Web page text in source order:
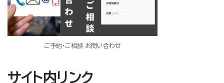
ご予約・ご相談 お問い合わせ
サイト内リンク